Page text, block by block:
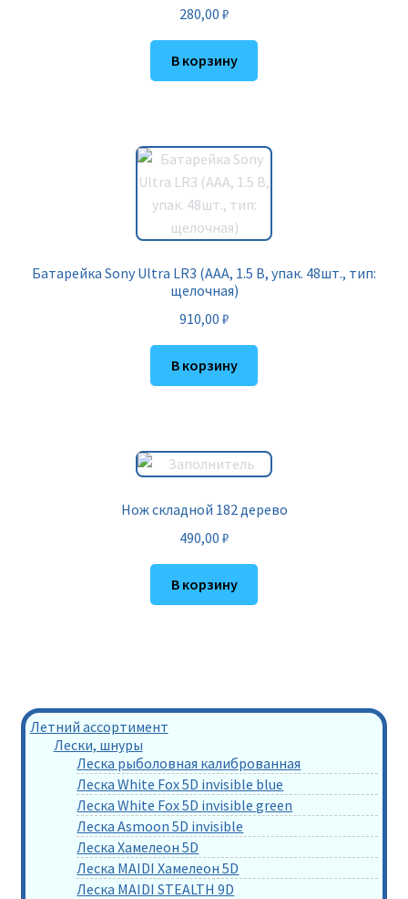
280,00 ₽
В корзину
Батарейка Sony Ultra LR3 (AАA, 1.5 В, упак. 48шт., тип:
щелочная)
910,00 ₽
В корзину
Нож складной 182 дерево
490,00 ₽
В корзину
Летний ассортимент
Лески, шнуры
Леска рыболовная калиброванная
Леска White Fox 5D invisible blue
Леска White Fox 5D invisible green
Леска Asmoon 5D invisible
Леска Хамелеон 5D
Леска MAIDI Хамелеон 5D
Леска MAIDI STEALTH 9D